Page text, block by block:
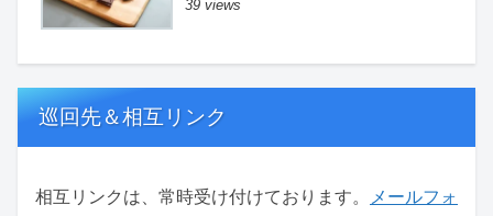
39 views
巡回先＆相互リンク
相互リンクは、常時受け付けております。
メールフォ